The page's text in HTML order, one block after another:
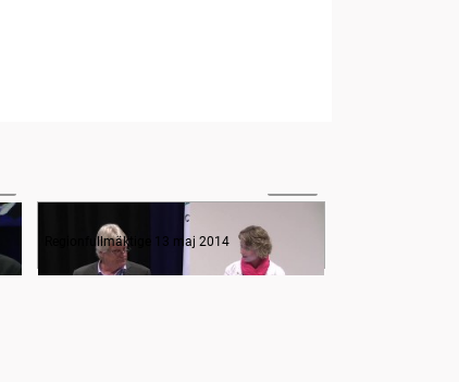
Frågestund
Regionfullmäktige 13 maj 2014